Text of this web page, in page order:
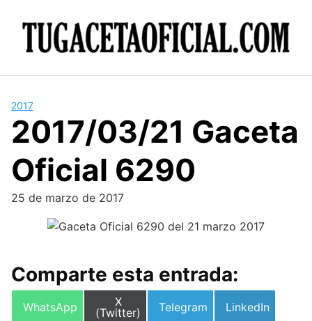
2017
2017/03/21 Gaceta
Oficial 6290
25 de marzo de 2017
Comparte esta entrada:
Compartir
WhatsApp
Compartir
en
X
(Twitter)
Compartir
Telegram
Compartir
LinkedIn